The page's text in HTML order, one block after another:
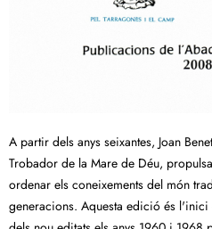
A partir dels anys seixantes, Joan
Trobador de la Mare de Déu,
ordenar els coneixements del món
generacions. Aquesta edició és